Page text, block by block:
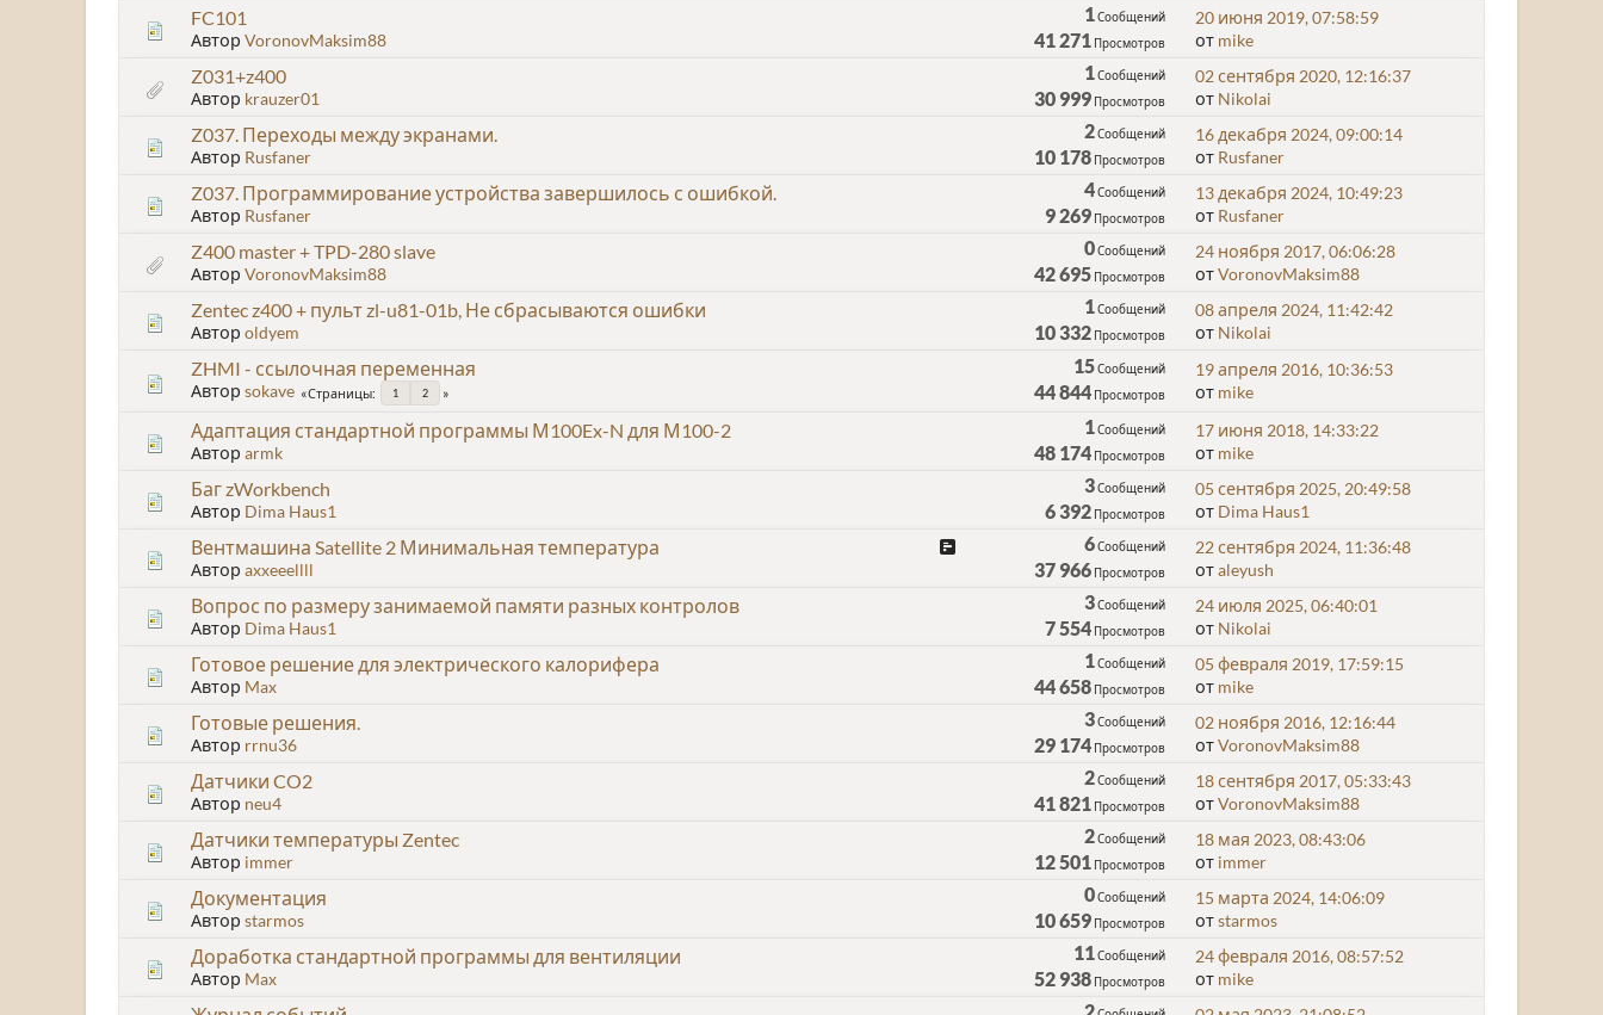
FC101
Автор VoronovMaksim88
1 Сообщений
41 271 Просмотров
20 июня 2019, 07:58:59
от mike
Z031+z400
Автор krauzer01
1 Сообщений
30 999 Просмотров
02 сентября 2020, 12:16:37
от Nikolai
Z037. Переходы между экранами.
Автор Rusfaner
2Сообщений
10 178 Просмотров
16 декабря 2024, 09:00:14
от Rusfaner
Z037. Программирование устройства завершилось с ошибкой.
Автор Rusfaner
4Сообщений
9 269 Просмотров
13 декабря 2024, 10:49:23
от Rusfaner
Z400 master + TPD-280 slave
Автор VoronovMaksim88
0Сообщений
42 695 Просмотров
24 ноября 2017, 06:06:28
отVoronovMaksim88
Zentec z400 + пульт zl-u81-01b, Не сбрасываются ошибки
Автор oldyem
1 Сообщений
10 332 Просмотров
08 апреля 2024, 11:42:42
от Nikolai
ZHMI - ссылочная переменная
Автор sokave Страницы 1 2
15Сообщений
44 844 Просмотров
19 апреля 2016, 10:36:53
от mike
Адаптация стандартной программы М100Ex-N для М100-2
Автор armk
1 Сообщений
48 174 Просмотров
17 июня 2018, 14:33:22
от mike
Баг zWorkbench
Автор Dima Haus1
3Сообщений
6 392 Просмотров
05 сентября 2025, 20:49:58
от Dima Haus1
Вентмашина Satellite 2 Минимальная температура
Автор axxeeellll
6Сообщений
37 966 Просмотров
22 сентября 2024, 11:36:48
отaleyush
Вопрос по размеру занимаемой памяти разных контролов
Автор Dima Haus1
3Сообщений
7 554 Просмотров
24 июля 2025, 06:40:01
от Nikolai
Готовое решение для электрического калорифера
Автор Max
1 Сообщений
44 658 Просмотров
05 февраля 2019, 17:59:15
от mike
Готовые решения.
Автор rrnu36
3Сообщений
29 174 Просмотров
02 ноября 2016, 12:16:44
отVoronovMaksim88
Датчики CO2
Автор neu4
2Сообщений
41 821 Просмотров
18 сентября 2017, 05:33:43
отVoronovMaksim88
Датчики температуры Zentec
Автор immer
2Сообщений
12 501 Просмотров
18 мая 2023, 08:43:06
от immer
Документация
Автор starmos
0Сообщений
10 659 Просмотров
15 марта 2024, 14:06:09
отstarmos
Доработка стандартной программы для вентиляции
Автор Max
11 Сообщений
52 938 Просмотров
24 февраля 2016, 08:57:52
от mike
2